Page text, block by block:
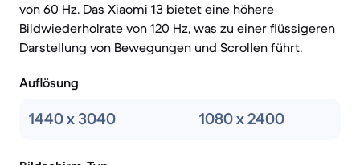
von 60 Hz. Das Xiaomi 13 bietet eine höhere
Bildwiederholrate von 120 Hz, was zu einer flüssigeren
Darstellung von Bewegungen und Scrollen führt.
Auflösung
1440 x 3040 1080 x 2400